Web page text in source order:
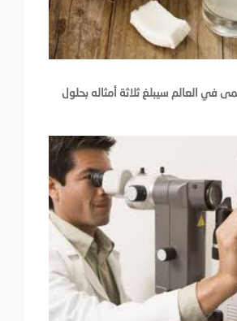
في العالم سيبلغ ثلاثة أمثاله بحلول